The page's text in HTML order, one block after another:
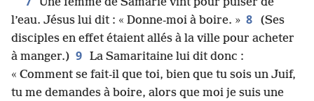
Une femme de Samarie vint pour puiser de
l’eau. Jésus lui dit : « Donne-​moi à boire. » 8
(Ses
disciples en effet étaient allés à la ville pour acheter
à manger.) 9 La Samaritaine lui dit donc :
« Comment se fait-​il que toi, bien que tu sois un Juif,
tu me demandes à boire, alors que moi je suis une